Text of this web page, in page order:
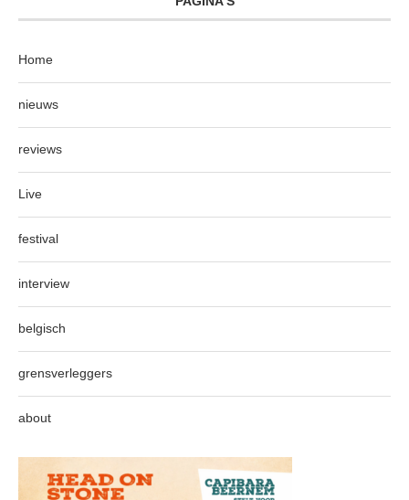
Home
nieuws
reviews
Live
festival
interview
belgisch
grensverleggers
about